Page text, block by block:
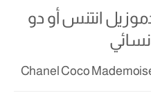
انتنس أو دو
نسائي
Chanel Coco